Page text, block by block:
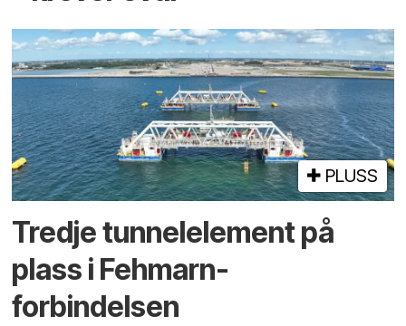
PLUSS
Tredje tunnel­element på
plass i Fehmarn-
forbindelsen